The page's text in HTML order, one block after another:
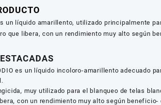
un líquido amarillento, utilizado principalmente
que libera, con un rendimiento muy alto según
es un líquido incoloro-amarillento adecuado
muy utilizado para el blanqueo de telas
con un rendimiento muy alto según beneficio-